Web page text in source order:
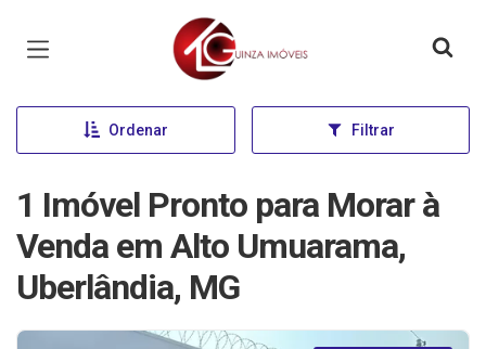
Página inicial
Ordenar Filtrar
1 Imóvel Pronto para Morar à
Venda em Alto Umuarama,
Uberlândia, MG